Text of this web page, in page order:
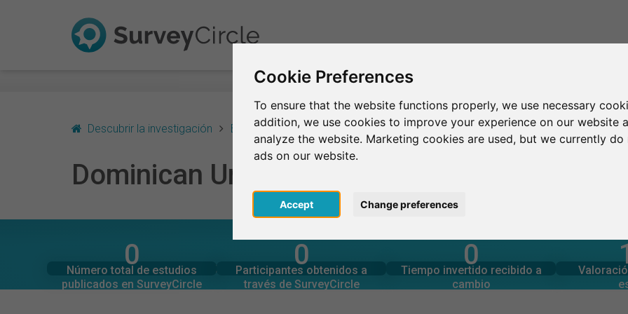
Cookie Preferences
To ensure that the website functions properly, we use necessary
addition, we use cookies to improve your experience on our website
analyze the website. Marketing cookies are used, but we currently
ads on our website.
Accept Change preferences
Descubrir la investigación Estados Unidos San Rafael Dominican University of California
Dominican University of California
DOMINICAN UNIVERSITY OF CALIFORNIA – EN RESUMEN
0
Número total de estudios
publicados en SurveyCircle
0
Estudios actuales en
SurveyCircle 0
Participantes obtenidos a
través de SurveyCircle
0
Participaciones generadas en
SurveyCircle 0
Tiempo invertido recibido a
cambio
0
Tiempo invertido en otros
estudios
Número